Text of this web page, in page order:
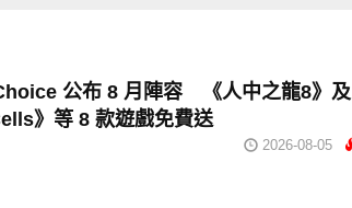
公布 8 月陣容 《人中之龍8》及
》等 8 款遊戲免費送
2026-08-05